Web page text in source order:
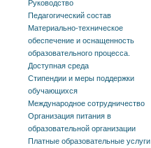
Руководство
Педагогический состав
Материально-техническое
обеспечение и оснащенность
образовательного процесса.
Доступная среда
Стипендии и меры поддержки
обучающихся
Международное сотрудничество
Организация питания в
образовательной организации
Платные образовательные услуги